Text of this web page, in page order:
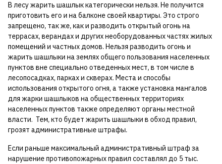
В лесу жарить шашлык категорически нельзя. Не получится
приготовить его и на балконе своей квартиры. Это строго
запрещено, так же, как и разводить открытый огонь на
террасах, верандах и других необорудованных частях жилых
помещений и частных домов. Нельзя разводить огонь и
жарить шашлыки на землях общего пользования населенных
пунктов вне специально отведенных мест, в том числе в
лесопосадках, парках и скверах. Места и способы
использования открытого огня, а также установка мангалов
для жарки шашлыков на общественных территориях
населенных пунктов также определяют органы местной
власти. Тем, кто будет жарить шашлыки в обход правил,
грозят административные штрафы.
Если раньше максимальный административный штраф за
нарушение противопожарных правил составлял до 5 тыс.